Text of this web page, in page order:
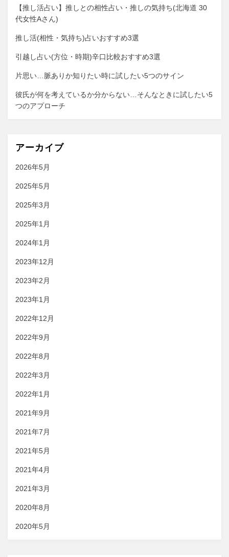
【推し活占い】推しとの相性占い・推しの気持ち(北海道 30
代女性Aさん)
推し活(相性・気持ち)占いおすすめ3選
引越し占い(方位・時期)辛口比較おすすめ3選
片思い…脈ありか知りたい時に試したい5つのサイン
彼氏が何を考えているか分からない…そんなときに試したい5
つのアプローチ
アーカイブ
2026年5月
2025年5月
2025年3月
2025年1月
2024年1月
2023年12月
2023年2月
2023年1月
2022年12月
2022年9月
2022年8月
2022年3月
2022年1月
2021年9月
2021年7月
2021年5月
2021年4月
2021年3月
2020年8月
2020年5月